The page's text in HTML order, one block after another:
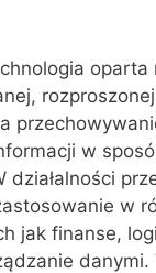
oparta
w
działalności
w
jak finanse,
danymi.